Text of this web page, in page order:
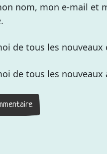
nom, mon e-mail et
de tous les
de tous les